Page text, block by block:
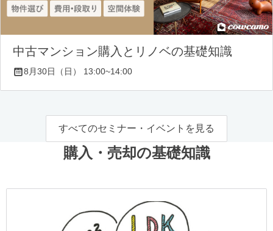
中古マンション購入とリノベの基礎知識
8月30日（日） 13:00~14:00
すべてのセミナー・イベントを見る
購入・売却の基礎知識